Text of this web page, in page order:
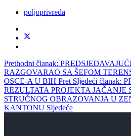
poljoprivreda
Prethodni članak:
RAZGOVARAO SA ŠEFOM
OSCE-A U BIH Pret Sljedeći članak:
REZULTATA PROJEKTA JAČANJE
STRUČNOG OBRAZOVANJA U
KANTONU Sljedeće